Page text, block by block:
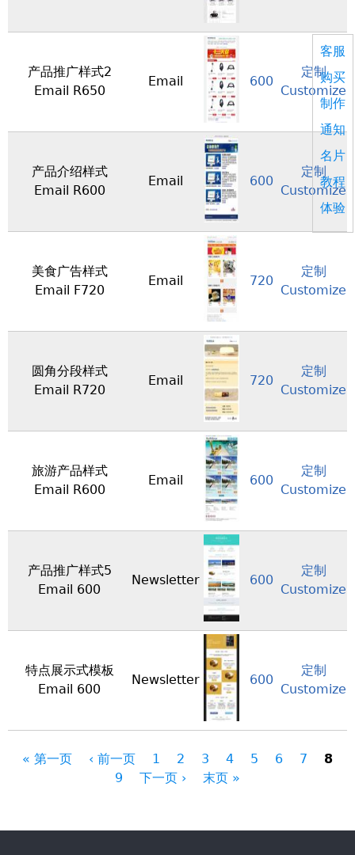
客服
购买
制作
通知
名片
教程
体验
产品推广样式2
Email R650
Email 600
定制
Customize
产品介绍样式
Email R600
Email 600
定制
Customize
美食广告样式
Email F720
Email 720
定制
Customize
圆角分段样式
Email R720
Email 720
定制
Customize
旅游产品样式
Email R600
Email 600
定制
Customize
产品推广样式5
Email 600
Newsletter 600
定制
Customize
特点展示式模板
Email 600
Newsletter 600
定制
Customize
面
« 第一页 ‹ 前一页 1 2 3 4 5 6 7
8
9
下一页 › 末页 »